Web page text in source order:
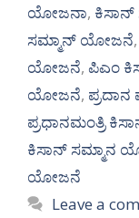
ಯೋಜನಾ, ಕಿಸಾನ್
ಸಮ್ಮಾನ್ ಯೋಜನೆ,
ಯೋಜನೆ, ಪಿಎಂ
ಯೋಜನೆ,
ಪ್ರಧಾನಮಂತ್ರಿ
ಕಿಸಾನ್ ಸಮ್ಮಾನ
ಯೋಜನೆ
Leave a